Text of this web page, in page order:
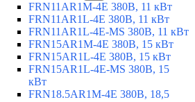
FRN11AR1M-4E 380В, 11 кВт
FRN11AR1L-4E 380В, 11 кВт
FRN11AR1L-4E-MS 380В, 11 кВт
FRN15AR1M-4E 380В, 15 кВт
FRN15AR1L-4E 380В, 15 кВт
FRN15AR1L-4E-MS 380В, 15
кВт
FRN18.5AR1M-4E 380В, 18,5